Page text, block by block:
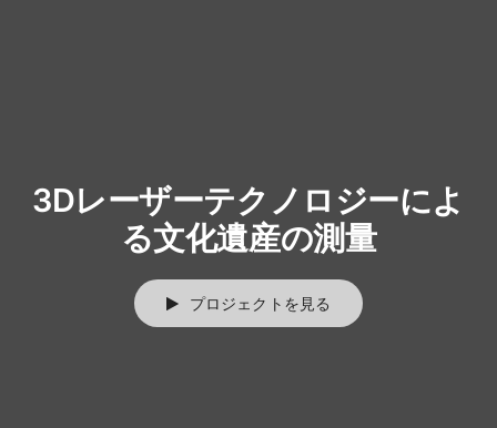
3Dレーザーテクノロジーによ
る文化遺産の測量
プロジェクトを見る